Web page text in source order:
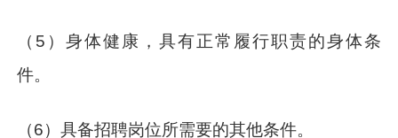
（5）身体健康，具有正常履行职责的身体条
件。
（6）具备招聘岗位所需要的其他条件。